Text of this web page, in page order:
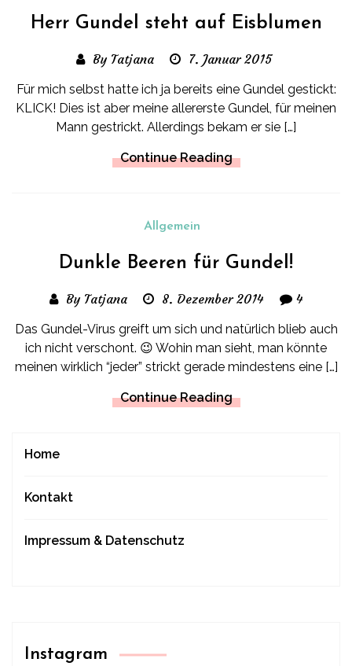
Herr Gundel steht auf Eisblumen
By Tatjana 7. Januar 2015
Für mich selbst hatte ich ja bereits eine Gundel gestickt:
KLICK! Dies ist aber meine allererste Gundel, für meinen
Mann gestrickt. Allerdings bekam er sie […]
Continue Reading
Allgemein
Dunkle Beeren für Gundel!
By Tatjana 8. Dezember 2014 4
Das Gundel-Virus greift um sich und natürlich blieb auch
ich nicht verschont. 😉 Wohin man sieht, man könnte
meinen wirklich “jeder” strickt gerade mindestens eine […]
Continue Reading
Home
Kontakt
Impressum & Datenschutz
Instagram